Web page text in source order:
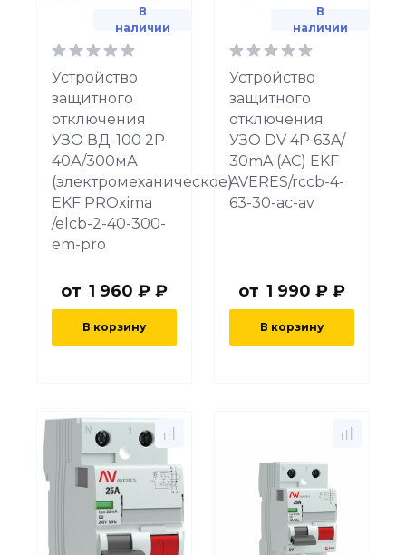
В
наличии
Устройство
защитного
отключения
УЗО ВД-100 2P
40А/300мА
(электромеханическое)
EKF PROxima
/elcb-2-40-300-
em-pro
от 1 960 ₽ ₽
В корзину
В
наличии
Устройство
защитного
отключения
УЗО DV 4P 63A/
30mA (AC) EKF
AVERES/rccb-4-
63-30-ac-av
от 1 990 ₽ ₽
В корзину